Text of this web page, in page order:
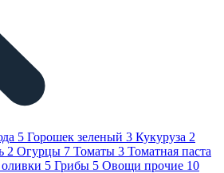
5 Горошек зеленый 3 Кукуруза 2
2 Огурцы 7 Томаты 3 Томатная паста
5 Грибы 5 Овощи прочие 10